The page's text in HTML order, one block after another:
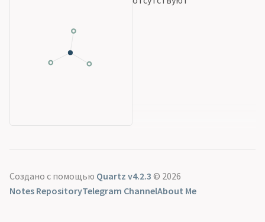
Создано с помощью Quartz v4.2.3 © 2026
Notes RepositoryTelegram ChannelAbout Me